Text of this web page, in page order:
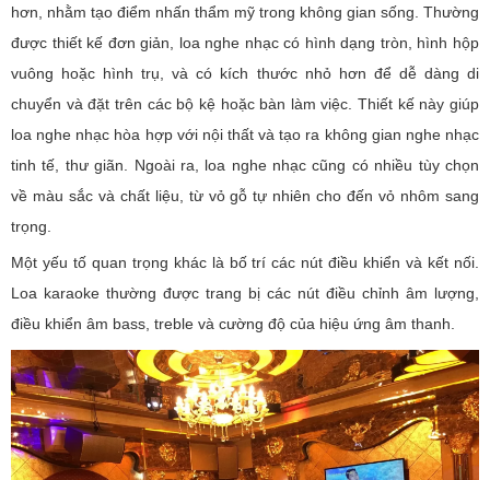
hơn, nhằm tạo điểm nhấn thẩm mỹ trong không gian sống. Thường
được thiết kế đơn giản, loa nghe nhạc có hình dạng tròn, hình hộp
vuông hoặc hình trụ, và có kích thước nhỏ hơn để dễ dàng di
chuyển và đặt trên các bộ kệ hoặc bàn làm việc. Thiết kế này giúp
loa nghe nhạc hòa hợp với nội thất và tạo ra không gian nghe nhạc
tinh tế, thư giãn. Ngoài ra, loa nghe nhạc cũng có nhiều tùy chọn
về màu sắc và chất liệu, từ vỏ gỗ tự nhiên cho đến vỏ nhôm sang
trọng.
Một yếu tố quan trọng khác là bố trí các nút điều khiển và kết nối.
Loa karaoke thường được trang bị các nút điều chỉnh âm lượng,
điều khiển âm bass, treble và cường độ của hiệu ứng âm thanh.